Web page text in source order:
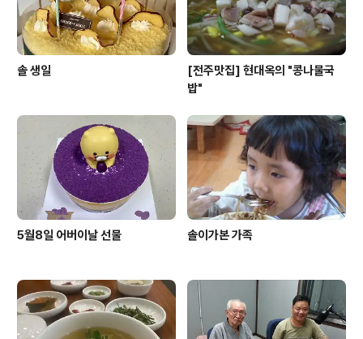
솔 생일
[전주맛집] 현대옥의 "콩나물국
밥"
5월8일 어버이날 선물 솔이가본 가족